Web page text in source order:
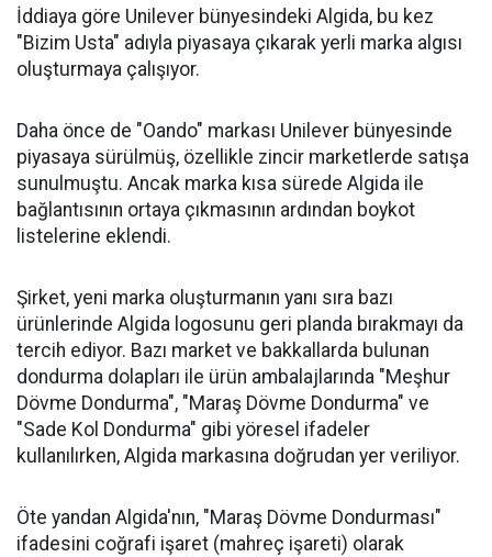
İddiaya göre Unilever bünyesindeki Algida, bu kez
"Bizim Usta" adıyla piyasaya çıkarak yerli marka algısı
oluşturmaya çalışıyor.
Daha önce de "Oando" markası Unilever bünyesinde
piyasaya sürülmüş, özellikle zincir marketlerde satışa
sunulmuştu. Ancak marka kısa sürede Algida ile
bağlantısının ortaya çıkmasının ardından boykot
listelerine eklendi.
Şirket, yeni marka oluşturmanın yanı sıra bazı
ürünlerinde Algida logosunu geri planda bırakmayı da
tercih ediyor. Bazı market ve bakkallarda bulunan
dondurma dolapları ile ürün ambalajlarında "Meşhur
Dövme Dondurma", "Maraş Dövme Dondurma" ve
"Sade Kol Dondurma" gibi yöresel ifadeler
kullanılırken, Algida markasına doğrudan yer veriliyor.
Öte yandan Algida'nın, "Maraş Dövme Dondurması"
ifadesini coğrafi işaret (mahreç işareti) olarak